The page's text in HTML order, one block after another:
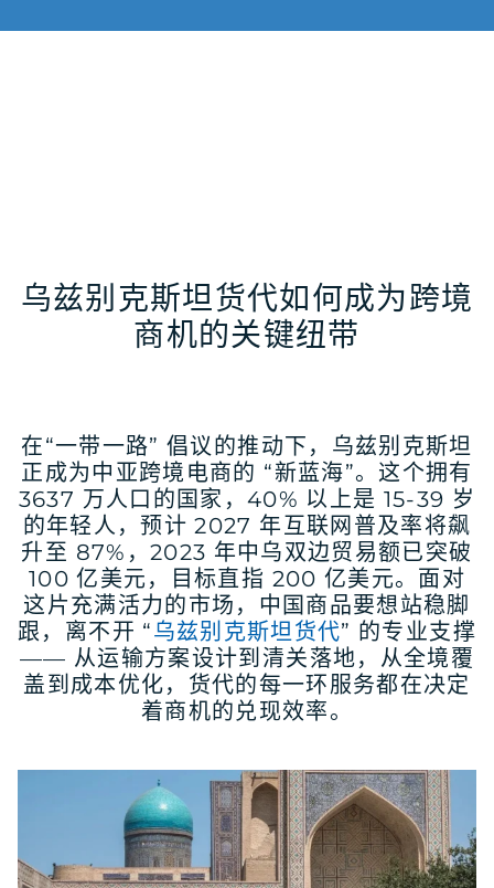
乌兹别克斯坦货代如何成为跨境
商机的关键纽带
在“一带一路” 倡议的推动下，乌兹别克斯坦
正成为中亚跨境电商的 “新蓝海”。这个拥有
3637 万人口的国家，40% 以上是 15-39 岁
的年轻人，预计 2027 年互联网普及率将飙
升至 87%，2023 年中乌双边贸易额已突破
100 亿美元，目标直指 200 亿美元。面对
这片充满活力的市场，中国商品要想站稳脚
跟，离不开 “乌兹别克斯坦货代” 的专业支撑
—— 从运输方案设计到清关落地，从全境覆
盖到成本优化，货代的每一环服务都在决定
着商机的兑现效率。